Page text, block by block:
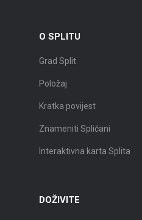
O SPLITU
Grad Split
Položaj
Kratka povijest
Znameniti Splićani
Interaktivna karta Splita
DOŽIVITE